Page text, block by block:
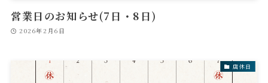
営業日のお知らせ(7日・8日)
2026年2月6日
店休日